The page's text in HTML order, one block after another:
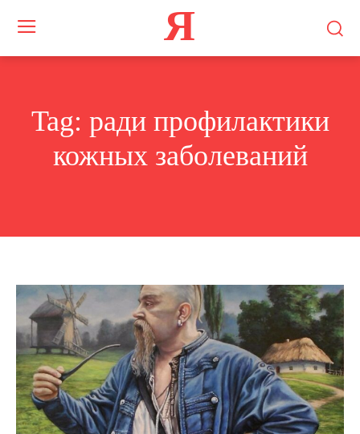
Я
Tag: ради профилактики
кожных заболеваний